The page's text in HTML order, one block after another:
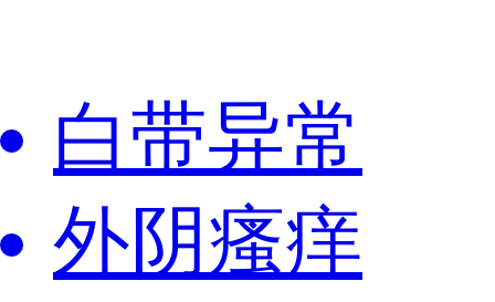
白带异常
外阴瘙痒